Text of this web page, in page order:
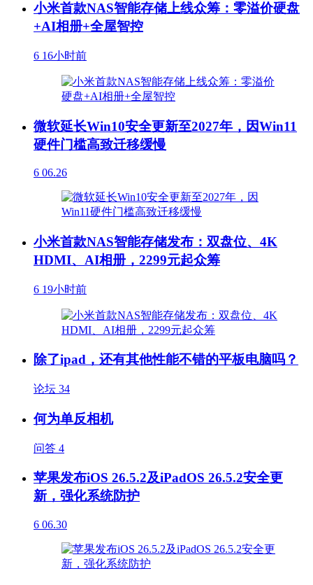
小米首款NAS智能存储上线众筹：零溢价硬盘
+AI相册+全屋智控
6 16小时前
微软延长Win10安全更新至2027年，因Win11
硬件门槛高致迁移缓慢
6 06.26
小米首款NAS智能存储发布：双盘位、4K
HDMI、AI相册，2299元起众筹
6 19小时前
除了ipad，还有其他性能不错的平板电脑吗？
论坛 34
何为单反相机
问答 4
苹果发布iOS 26.5.2及iPadOS 26.5.2安全更
新，强化系统防护
6 06.30